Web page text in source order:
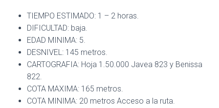
TIEMPO ESTIMADO: 1 – 2 horas.
DIFICULTAD: baja.
EDAD MINIMA: 5.
DESNIVEL: 145 metros.
CARTOGRAFIA: Hoja 1.50.000 Javea 823 y Benissa
822.
COTA MAXIMA: 165 metros.
COTA MINIMA: 20 metros Acceso a la ruta.